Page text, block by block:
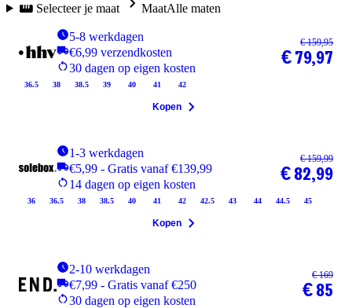
Selecteer je maat MaatAlle maten
5-8 werkdagen
€6,99 verzendkosten
30 dagen op eigen kosten
36.5 38 38.5 39 40 41 42
€ 159,95
€ 79,97
Kopen
1-3 werkdagen
€5,99 - Gratis vanaf €139,99
14 dagen op eigen kosten
36 36.5 38 38.5 40 41 42 42.5 43 44 44.5 45
€ 159,99
€ 82,99
Kopen
2-10 werkdagen
€7,99 - Gratis vanaf €250
30 dagen op eigen kosten
€ 169
€ 85